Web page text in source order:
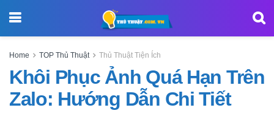
Home TOP Thủ Thuật Thủ Thuật Tiện Ích
Khôi Phục Ảnh Quá Hạn Trên
Zalo: Hướng Dẫn Chi Tiết